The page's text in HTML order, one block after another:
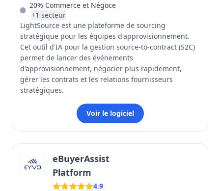
20% Commerce et Négoce
+1 secteur
LightSource est une plateforme de sourcing
stratégique pour les équipes d'approvisionnement.
Cet outil d'IA pour la gestion source-to-contract (S2C)
permet de lancer des événements
d'approvisionnement, négocier plus rapidement,
gérer les contrats et les relations fournisseurs
stratégiques.
Voir le logiciel
eBuyerAssist
Platform
4.9